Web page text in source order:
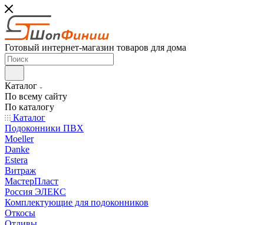
Готовый интернет-магазин товаров для дома
Каталог
По всему сайту
По каталогу
Каталог
Подоконники ПВХ
Moeller
Danke
Estera
Витраж
МастерПласт
Россия ЭЛЕКС
Комплектующие для подоконников
Откосы